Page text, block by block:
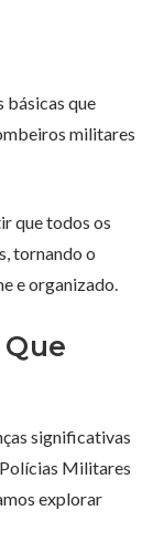
básicas que
militares
que todos os
tornando o
e organizado.
significativas
Militares
explorar